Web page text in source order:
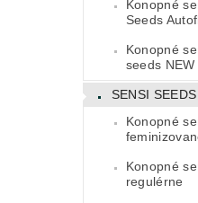
Konopné
Seeds
Konopné
seeds
SENSI SEEDS
Konopné
Konopné
regulérne